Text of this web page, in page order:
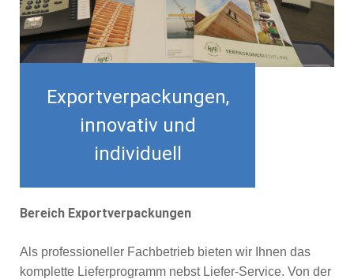
Bereich Exportverpackungen
Als professioneller Fachbetrieb bieten wir Ihnen das
komplette Lieferprogramm nebst Liefer-Service. Von der
Exportverpackungen,
innovativ und
individuell